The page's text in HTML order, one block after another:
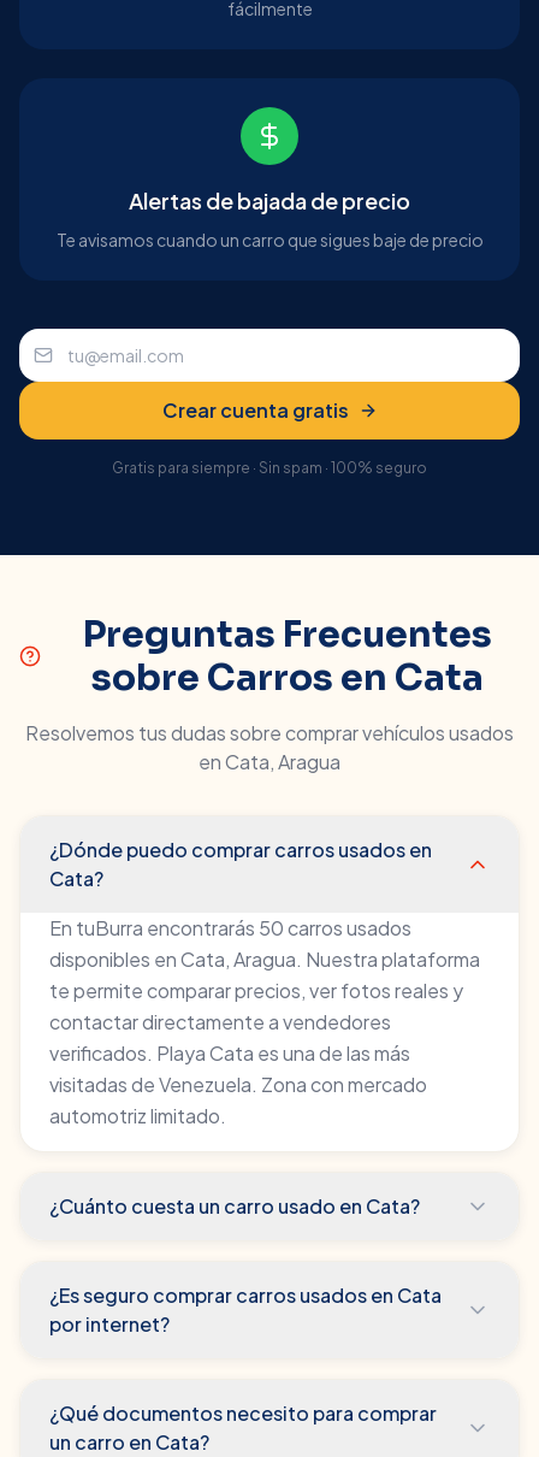
fácilmente
Alertas de bajada de precio
Te avisamos cuando un carro que sigues baje de precio
Crear cuenta gratis
Gratis para siempre · Sin spam · 100% seguro
Preguntas Frecuentes
sobre Carros en Cata
Resolvemos tus dudas sobre comprar vehículos usados
enCata,Aragua
¿Dónde puedo comprar carros usados en
Cata?
En tuBurra encontrarás 50 carros usados
disponibles en Cata, Aragua. Nuestra plataforma
te permite comparar precios, ver fotos reales y
contactar directamente a vendedores
verificados. Playa Cata es una de las más
visitadas de Venezuela. Zona con mercado
automotriz limitado.
¿Cuánto cuesta un carro usado en Cata?
¿Es seguro comprar carros usados en Cata
por internet?
¿Qué documentos necesito para comprar
un carro en Cata?